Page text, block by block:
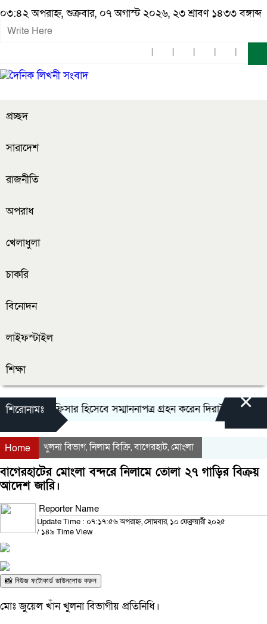
০৩:৪২ অপরাহ্ন, শুক্রবার, ০৭ অগাস্ট ২০২৬, ২৩ শ্রাবণ ১৪৩৩ বঙ্গাব্দ
প্রচ্ছদ
সারাদেশ
রাজনীতি
অপরাধ
খেলাধুলা
চাকরি
বিনোদন
লাইফস্টাইল
শিক্ষা
শিরোনামঃ
শ্রেষ্ট অফিসার হিসেবে সম্মাননাপত্র গ্রহন করেন দিরাই থানার
×
Home খুলনা বিভাগ,নিলাম বিক্রি,বাগেরহাট, মোংলা
বাগেরহাটের মোংলা বন্দরে নিলামে তোলা ২৭ গাড়ির বিক্রয়
আদেশ জারি।
Reporter Name
Update Time : ০৭:১৭:৫৬ অপরাহ্ন, সোমবার, ১০ ফেব্রুয়ারী ২০২৫
/ ১৪৯ Time View
📸 নিউজ ফটোকার্ড ডাউনলোড করুন
মোঃ জুয়েল খাঁন খুলনা বিভাগীয় প্রতিনিধি।